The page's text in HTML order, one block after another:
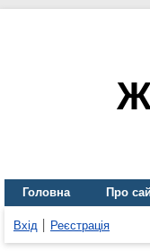
Головна Про
Вхід Реєстрація